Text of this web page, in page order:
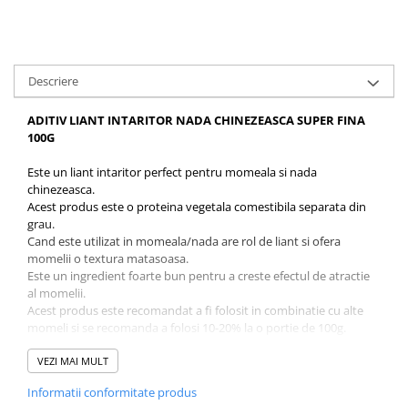
Nadă și momeală
Nadă feeder
Momeală cârlig feeder
Pelete
Wafters
Alune tigrate
Semnalizare și suport
Avertizori feeder
Suport feeder
Accesorii diverse
Agrafe pescuit
Rig pescuit
Descriere
ADITIV LIANT INTARITOR NADA CHINEZEASCA SUPER FINA
100G
Este un liant intaritor perfect pentru momeala si nada
chinezeasca.
Acest produs este o proteina vegetala comestibila separata din
grau.
Cand este utilizat in momeala/nada are rol de liant si ofera
momelii o textura matasoasa.
Este un ingredient foarte bun pentru a creste efectul de atractie
al momelii.
Acest produs este recomandat a fi folosit in combinatie cu alte
momeli si se recomanda a folosi 10-20% la o portie de 100g.
Dupa ce ati amestecat proportia de nada se adauga partea lichita
treptate pentru o umectare uniforma.
VEZI MAI MULT
Informatii conformitate produs